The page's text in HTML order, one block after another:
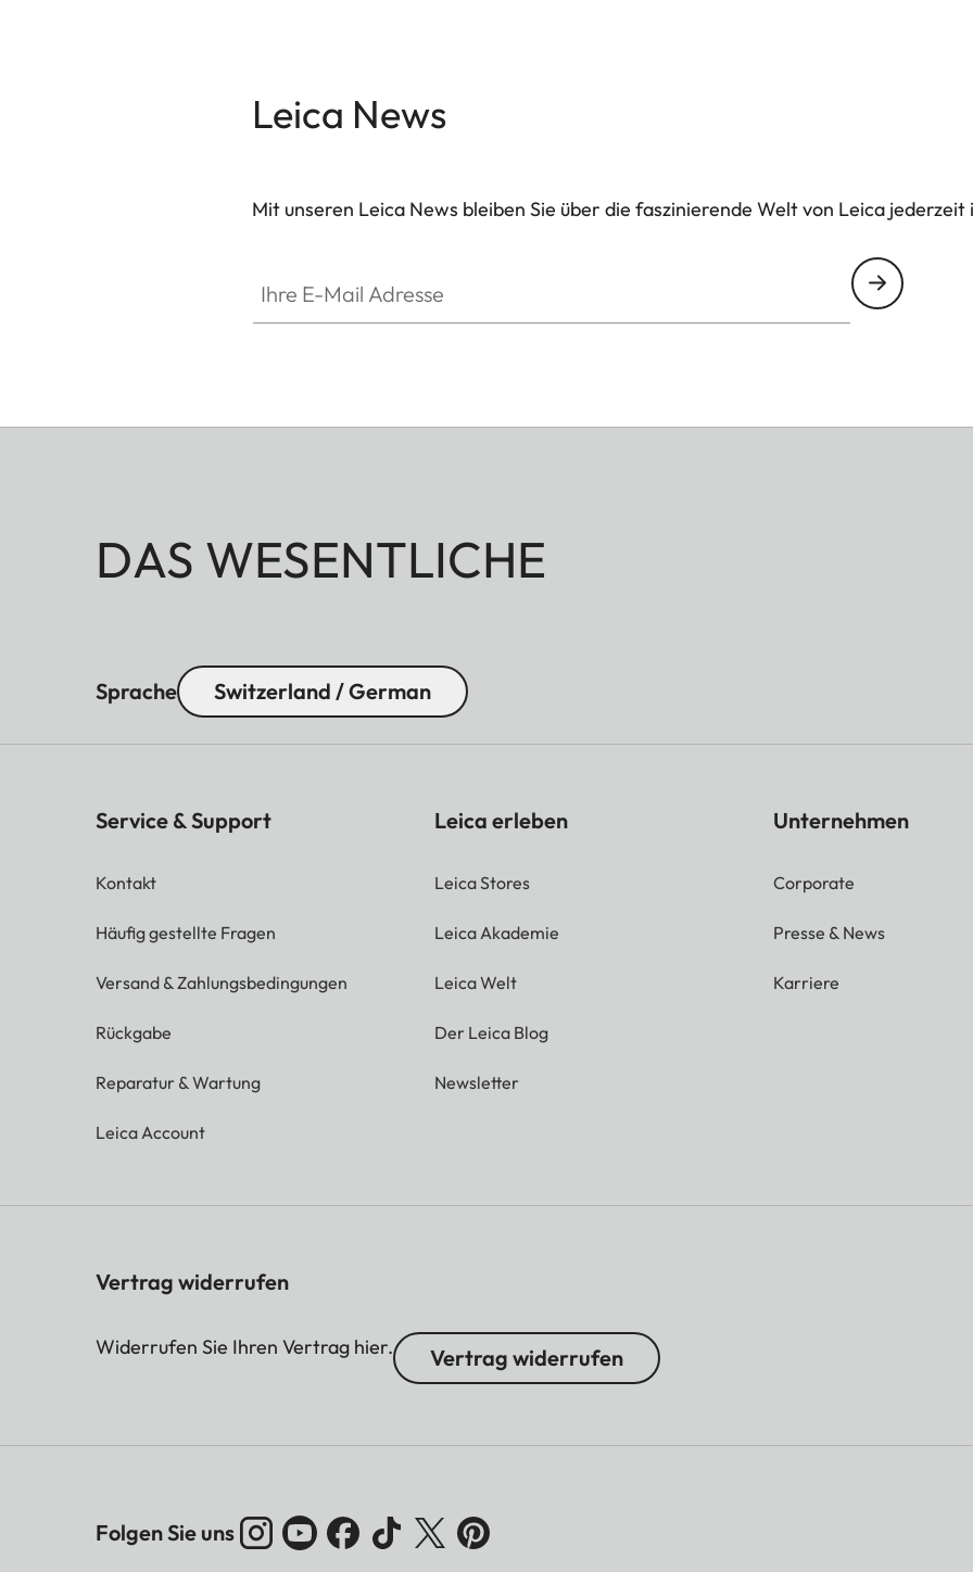
Leica News
Mit unseren Leica News bleiben Sie über die faszinierende Welt von Leica
DAS WESENTLICHE
Sprache Switzerland / German
Service & Support
Kontakt
Häufig gestellte Fragen
Versand & Zahlungsbedingungen
Rückgabe
Reparatur & Wartung
Leica Account
Leica erleben
Leica Stores
Leica Akademie
Leica Welt
Der Leica Blog
Newsletter
Unternehmen
Corporate
Presse & News
Karriere
Vertrag widerrufen
Widerrufen Sie Ihren Vertrag hier. Vertrag widerrufen
Folgen Sie uns